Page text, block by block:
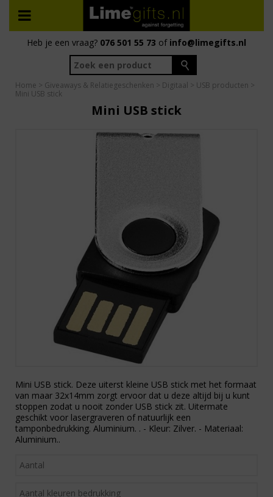
Heb je een vraag? 076 501 55 73 of info@limegifts.nl
Home > Giveaways & Relatiegeschenken > Digitaal > USB producten >
Mini USB stick
Mini USB stick
Mini USB stick. Deze uiterst kleine USB stick met het formaat
van maar 32x14mm zorgt ervoor dat u deze altijd bij u kunt
stoppen zodat u nooit zonder USB stick zit. Uitermate
geschikt voor lasergraveren of natuurlijk een
tamponbedrukking. Aluminium. . - Kleur: Zilver. - Materiaal:
Aluminium..